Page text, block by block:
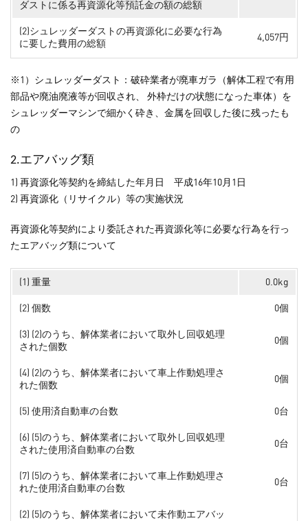
ダストに係る再資源化等預託金の額の総額
(2)シュレッダーダストの再資源化に必要な行為
に要した費用の総額
4,057円
※1）シュレッダーダスト：破砕業者が廃車ガラ（解体工程で有用
部品や廃油廃液等が回収され、 外枠だけの状態になった車体）を
シュレッダーマシンで細かく砕き、金属を回収した後に残ったも
の
2.エアバッグ類
1) 再資源化等契約を締結した年月日 平成16年10月1日
2) 再資源化（リサイクル）等の実施状況
再資源化等契約により委託された再資源化等に必要な行為を行っ
たエアバッグ類について
(1) 重量 0.0kg
(2) 個数 0個
(3) (2)のうち、解体業者において取外し回収処理
された個数
0個
(4) (2)のうち、解体業者において車上作動処理さ
れた個数
0個
(5) 使用済自動車の台数 0台
(6) (5)のうち、解体業者において取外し回収処理
された使用済自動車の台数
0台
(7) (5)のうち、解体業者において車上作動処理さ
れた使用済自動車の台数
0台
(2) (5)のうち、解体業者において未作動エアバッ